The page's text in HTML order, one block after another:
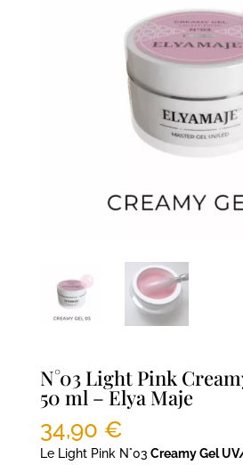
N°03 Light Pink
50 ml – Elya Maje
34,90 €
Le Light Pink N°03 Creamy Gel